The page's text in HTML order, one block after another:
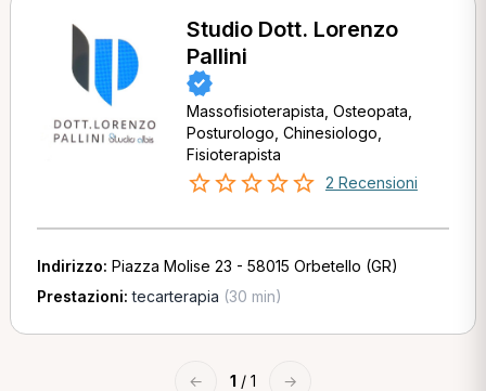
Studio Dott. Lorenzo
Pallini
Massofisioterapista, Osteopata,
Posturologo, Chinesiologo,
Fisioterapista
2 Recensioni
Indirizzo: Piazza Molise 23 - 58015 Orbetello (GR)
Prestazioni:tecarterapia (30 min)
← 1 / 1 →